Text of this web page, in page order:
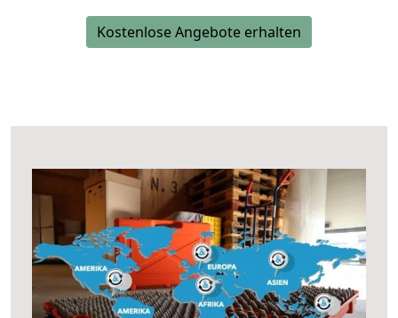
Kostenlose Angebote erhalten